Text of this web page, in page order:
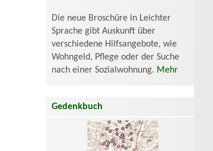
Die neue Broschüre in Leichter
Sprache gibt Auskunft über
verschiedene Hilfsangebote, wie
Wohngeld, Pflege oder der Suche
nach einer Sozialwohnung. Mehr
Gedenkbuch